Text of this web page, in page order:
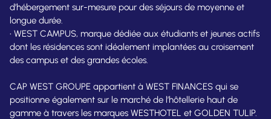
d’hébergement sur-mesure pour des séjours de moyenne et
longue durée.
• WEST CAMPUS, marque dédiée aux étudiants et jeunes actifs
dont les résidences sont idéalement implantées au croisement
des campus et des grandes écoles.
CAP WEST GROUPE appartient à WEST FINANCES qui se
positionne également sur le marché de l’hôtellerie haut de
gamme à travers les marques WESTHOTEL et GOLDEN TULIP.